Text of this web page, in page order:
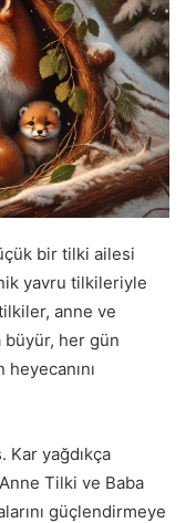
bir tilki ailesi
yavru tilkileriyle
anne ve
büyür, her gün
Kar yağdıkça
Tilki ve Baba
güçlendirmeye